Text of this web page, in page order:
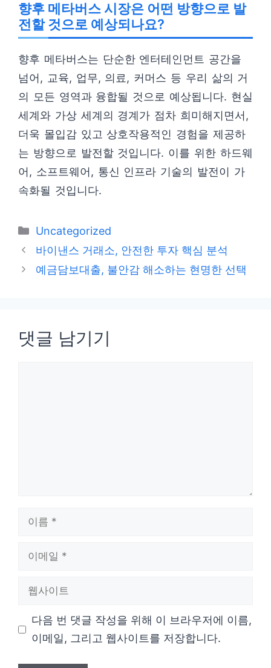
향후 메타버스 시장은 어떤 방향으로 발
전할 것으로 예상되나요?
향후 메타버스는 단순한 엔터테인먼트 공간을
넘어, 교육, 업무, 의료, 커머스 등 우리 삶의 거
의 모든 영역과 융합될 것으로 예상됩니다. 현실
세계와 가상 세계의 경계가 점차 희미해지면서,
더욱 몰입감 있고 상호작용적인 경험을 제공하
는 방향으로 발전할 것입니다. 이를 위한 하드웨
어, 소프트웨어, 통신 인프라 기술의 발전이 가
속화될 것입니다.
카
테
리
Uncategorized
바이낸스 거래소, 안전한 투자 핵심 분석
예금담보대출, 불안감 해소하는 현명한 선택
댓글 남기기
다음 번 댓글 작성을 위해 이 브라우저에 이름,
이메일, 그리고 웹사이트를 저장합니다.